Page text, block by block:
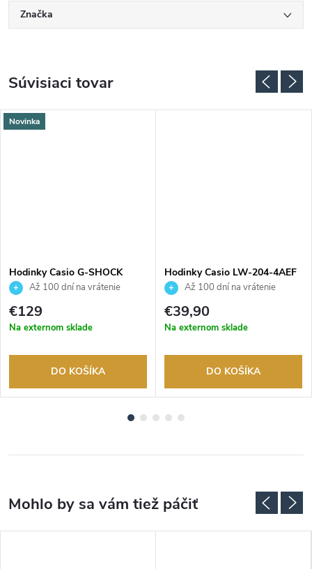
Značka
Súvisiaci tovar
Novinka
Hodinky Casio G-SHOCK
GMA-P2100SR-1AER
Až 100 dní na vrátenie
tovaru. Autorizovaný predajca.
€129
Na externom sklade
DO KOŠÍKA
Hodinky Casio LW-204-4AEF
Až 100 dní na vrátenie
tovaru. Autorizovaný predajca.
€39,90
Na externom sklade
DO KOŠÍKA